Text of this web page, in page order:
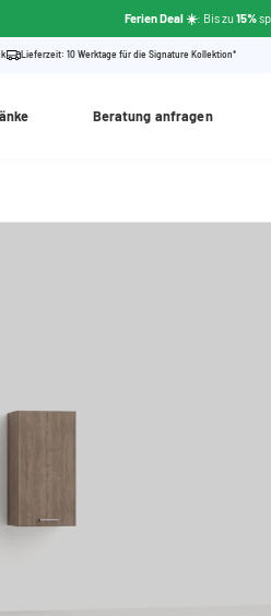
Ferien Deal ☀️: Bis zu15%
Lieferzeit: 10 Werktage für die Signature Kollektion*
Beratung anfragen